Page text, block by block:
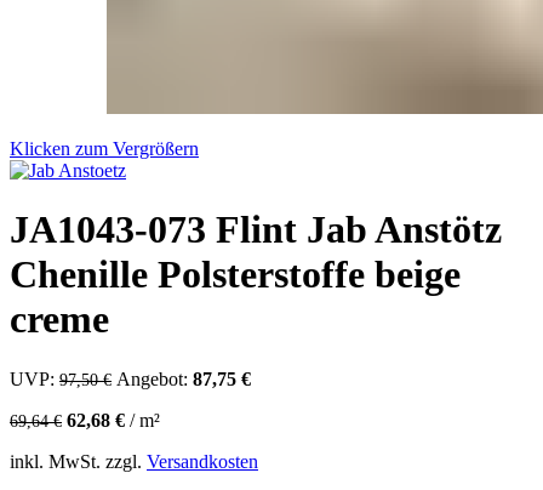
Klicken zum Vergrößern
JA1043-073 Flint Jab Anstötz
Chenille Polsterstoffe beige
creme
UVP: 97,50€ Ursprünglicher Preis war: 97,50 €
Angebot: 87,75 €
69,64€ 62,68 € /m²
inkl. MwSt. zzgl. Versandkosten